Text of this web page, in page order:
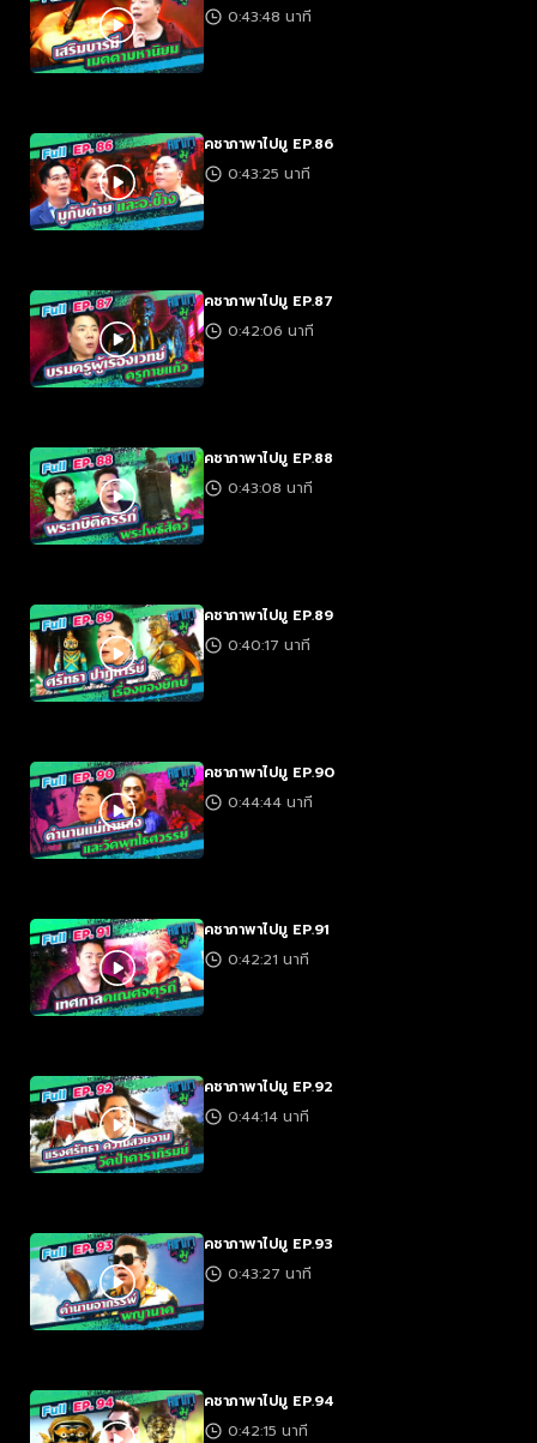
0:43:48 นาที
คชาภาพาไปมู EP.86
0:43:25 นาที
คชาภาพาไปมู EP.87
0:42:06 นาที
คชาภาพาไปมู EP.88
0:43:08 นาที
คชาภาพาไปมู EP.89
0:40:17 นาที
คชาภาพาไปมู EP.90
0:44:44 นาที
คชาภาพาไปมู EP.91
0:42:21 นาที
คชาภาพาไปมู EP.92
0:44:14 นาที
คชาภาพาไปมู EP.93
0:43:27 นาที
คชาภาพาไปมู EP.94
0:42:15 นาที